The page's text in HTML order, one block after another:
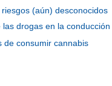
(aún) desconocidos
drogas en la conducción
de consumir cannabis